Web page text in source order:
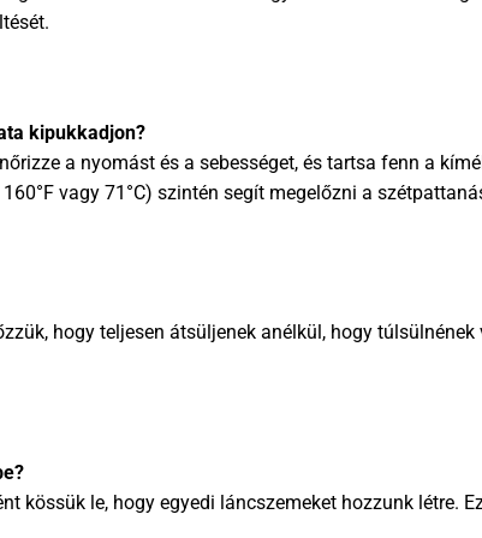
kipukkadjon?
a nyomást és a sebességet, és tartsa fenn a
vagy 71°C) szintén segít megelőzni a
hogy teljesen átsüljenek anélkül, hogy túlsülnének
kössük le, hogy egyedi láncszemeket hozzunk létre.